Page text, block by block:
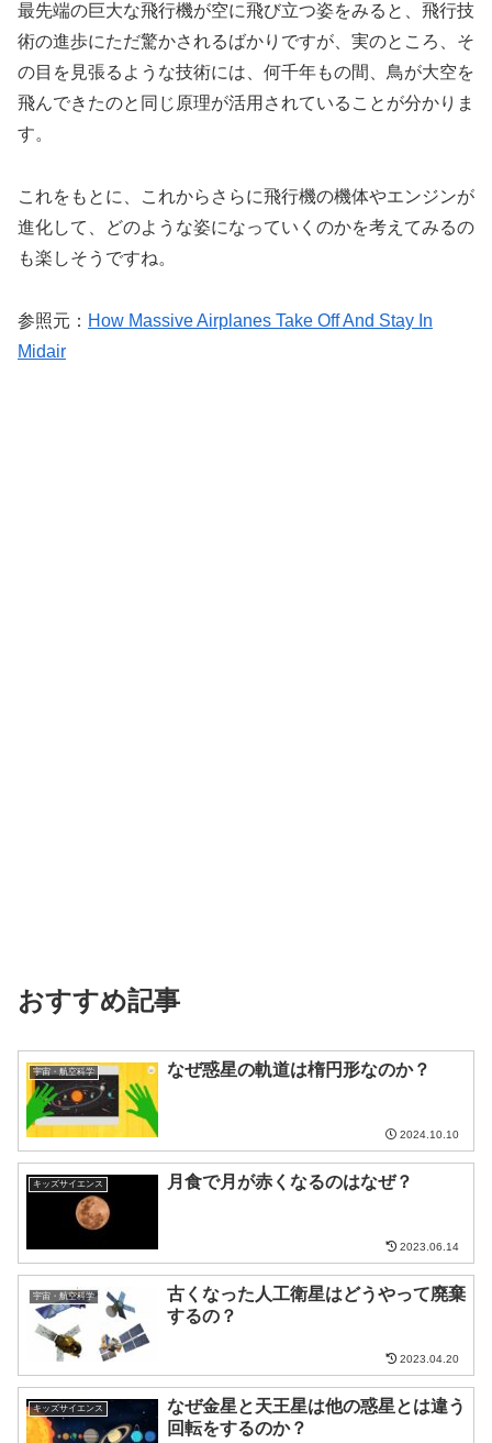
最先端の巨大な飛行機が空に飛び立つ姿をみると、飛行技
術の進歩にただ驚かされるばかりですが、実のところ、そ
の目を見張るような技術には、何千年もの間、鳥が大空を
飛んできたのと同じ原理が活用されていることが分かりま
す。
これをもとに、これからさらに飛行機の機体やエンジンが
進化して、どのような姿になっていくのかを考えてみるの
も楽しそうですね。
参照元： How Massive Airplanes Take Off And Stay In
Midair
おすすめ記事
宇宙・航空科学 なぜ惑星の軌道は楕円形なのか？
2024.10.10
キッズサイエンス 月食で月が赤くなるのはなぜ？
2023.06.14
宇宙・航空科学
古くなった人工衛星はどうやって廃棄
するの？
2023.04.20
キッズサイエンス
なぜ金星と天王星は他の惑星とは違う
回転をするのか？